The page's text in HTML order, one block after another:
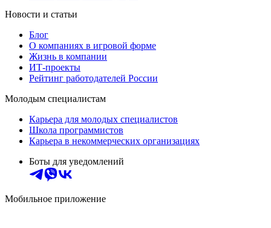
Новости и статьи
Блог
О компаниях в игровой форме
Жизнь в компании
ИТ-проекты
Рейтинг работодателей России
Молодым специалистам
Карьера для молодых специалистов
Школа программистов
Карьера в некоммерческих организациях
Боты для уведомлений
Мобильное приложение